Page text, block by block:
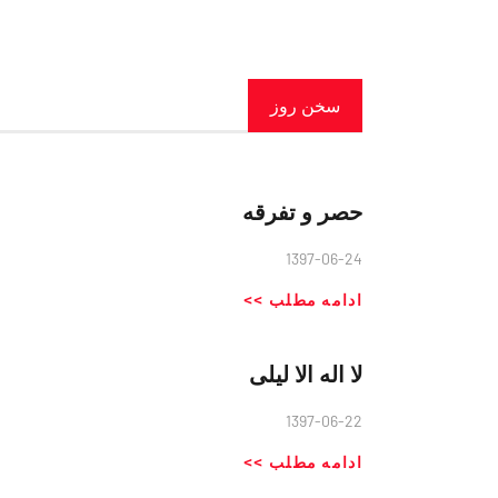
سخن روز
حصر و تفرقه
1397-06-24
ادامه مطلب >>
لا اله الا لیلی
1397-06-22
ادامه مطلب >>